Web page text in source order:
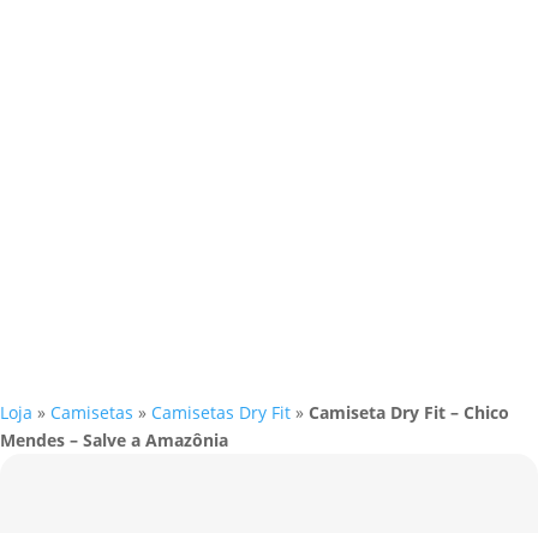
Loja » Camisetas » Camisetas Dry Fit » Camiseta Dry Fit – Chico
Mendes – Salve a Amazônia